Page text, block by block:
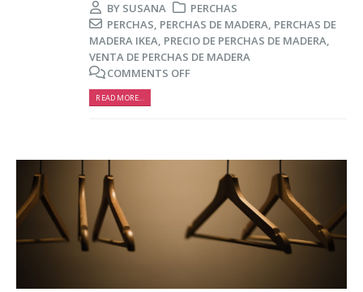
BY SUSANA
PERCHAS
PERCHAS, PERCHAS DE MADERA, PERCHAS DE
MADERA IKEA, PRECIO DE PERCHAS DE MADERA,
VENTA DE PERCHAS DE MADERA
COMMENTS OFF
READ MORE...